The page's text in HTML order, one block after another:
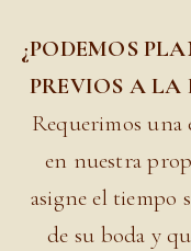
¿PODEMOS
PREVIOS A LA
Requerimos una
en nuestra
asigne el tiempo
de su boda y